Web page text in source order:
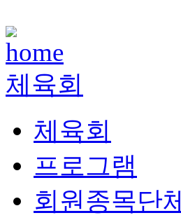
체육회
체육회
프로그램
회원종목단체